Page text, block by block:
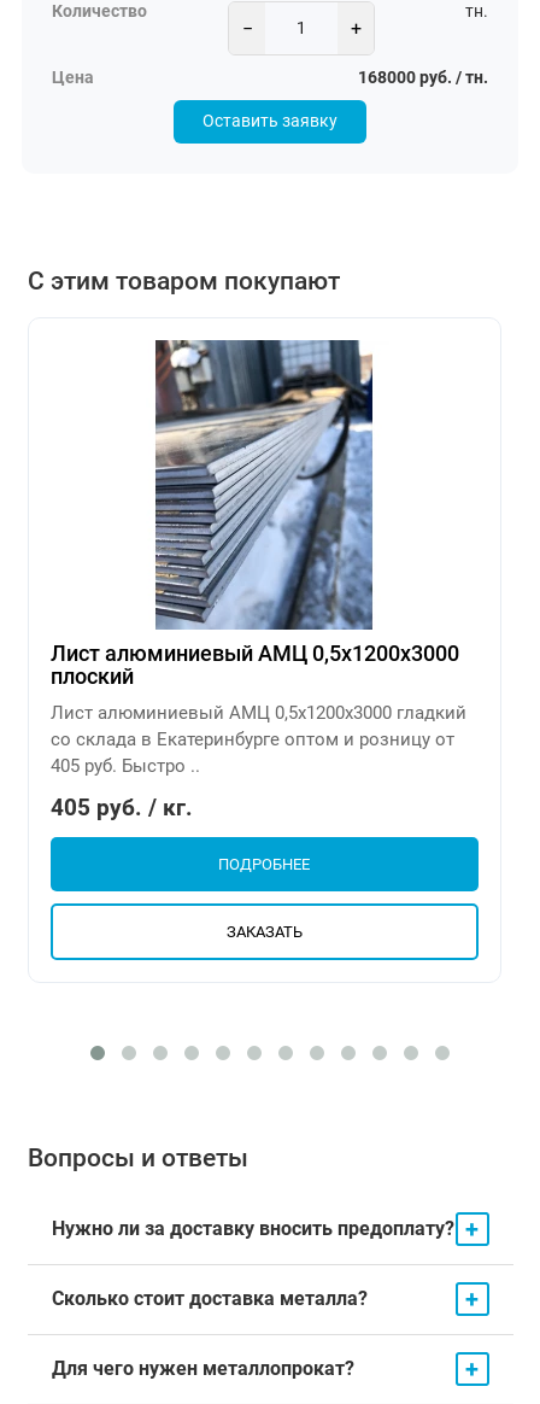
− +
тн.
168000 руб. / тн.
Оставить заявку
С этим товаром покупают
Лист алюминиевый АМЦ 0,5х1200х3000
плоский
Лист алюминиевый АМЦ 0,5х1200х3000 гладкий
со склада в Екатеринбурге оптом и розницу от
405 руб. Быстро ..
405 руб. / кг.
ПОДРОБНЕЕ
ЗАКАЗАТЬ
Вопросы и ответы
Нужно ли за доставку вносить предоплату? +
Сколько стоит доставка металла? +
Для чего нужен металлопрокат? +